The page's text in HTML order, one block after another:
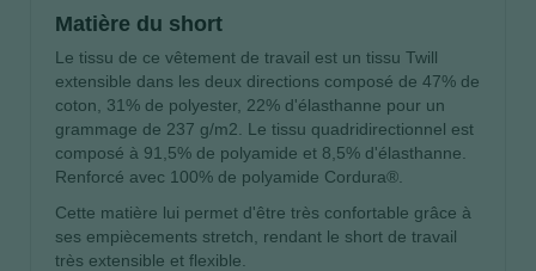
Matière du short
Le tissu de ce vêtement de travail est un tissu Twill
extensible dans les deux directions composé de 47% de
coton, 31% de polyester, 22% d'élasthanne pour un
grammage de 237 g/m2. Le tissu quadridirectionnel est
composé à 91,5% de polyamide et 8,5% d'élasthanne.
Renforcé avec 100% de polyamide Cordura®.
Cette matière lui permet d'être très confortable grâce à
ses empiècements stretch, rendant le short de travail
très extensible et flexible.